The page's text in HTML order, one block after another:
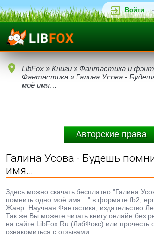
Войти
LibFox » Книги » Фантастика и
Фантастика » Галина Усова -
моё имя…
Авторские права
Галина Усова - Будешь
имя…
Здесь можно скачать бесплатно "Галина
помнить одно моё имя…" в формате fb2,
Жанр: Научная Фантастика, издательство
Так же Вы можете читать книгу онлайн без
на сайте LibFox.Ru (ЛибФокс) или прочесть
ознакомиться с отзывами.